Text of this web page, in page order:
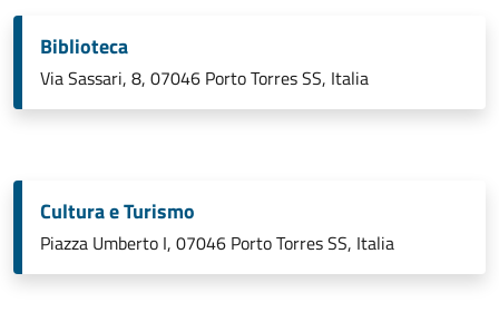
Biblioteca
Via Sassari, 8, 07046 Porto Torres SS, Italia
Cultura e Turismo
Piazza Umberto I, 07046 Porto Torres SS, Italia